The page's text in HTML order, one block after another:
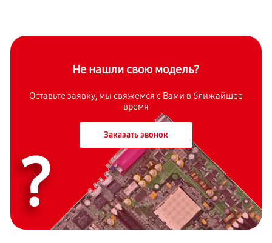
Не нашли свою модель?
Оставьте заявку, мы свяжемся с Вами в ближайшее
время
Заказать звонок
?